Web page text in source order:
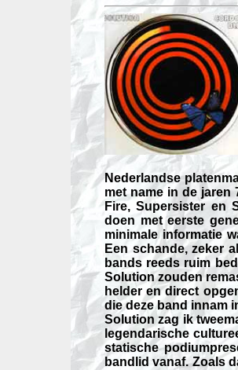
Nederlandse
met name in de jaren
Fire, Supersister en
doen met eerste
minimale informatie
Een schande, zeker
bands reeds ruim
Solution zouden
helder en direct
die deze band innam
Solution zag ik
legendarische
statische
bandlid vanaf. Zoals